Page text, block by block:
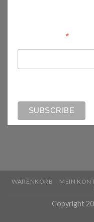
*
WARENKORB MEIN
Copyright